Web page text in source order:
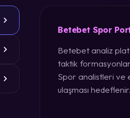
Betebet Spor
Betebet analiz
taktik
Spor analistleri ve
ulaşması hedeflenir.